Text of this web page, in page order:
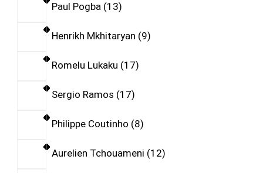
Paul Pogba 13
Henrikh Mkhitaryan 9
Romelu Lukaku 17
Sergio Ramos 17
Philippe Coutinho 8
Aurelien Tchouameni 12